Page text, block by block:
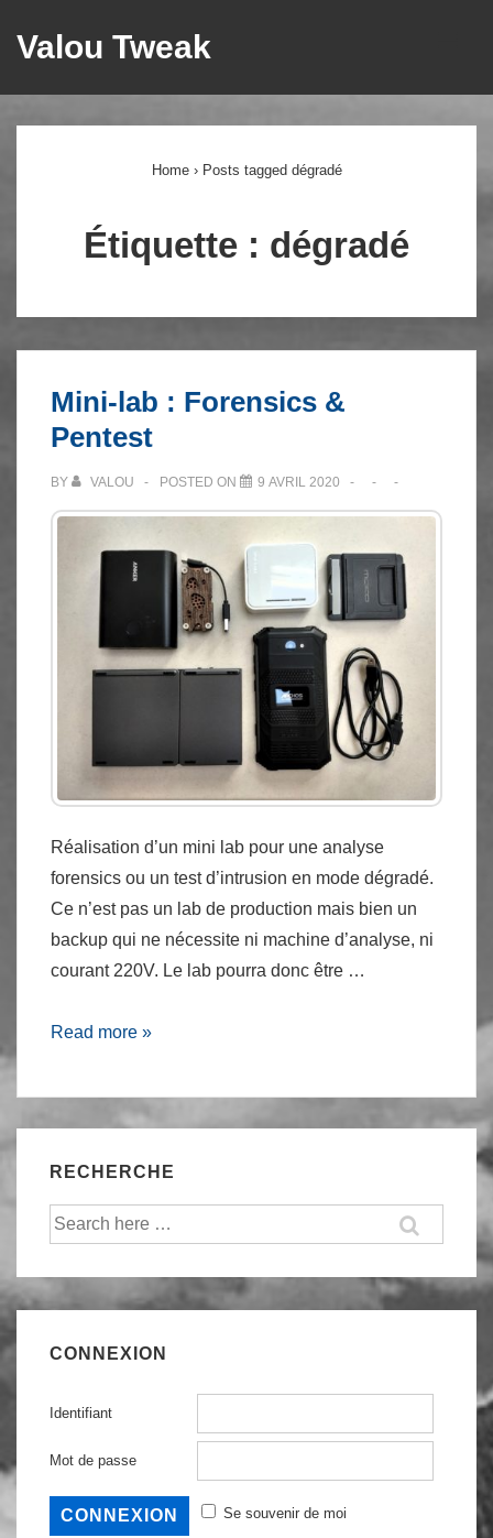
passer
Valou Tweak
Home › Posts tagged dégradé
Étiquette : dégradé
Mini-lab : Forensics &
Pentest
BY VALOU POSTED ON 9 AVRIL 2020
Réalisation d’un mini lab pour une analyse
forensics ou un test d’intrusion en mode dégradé.
Ce n’est pas un lab de production mais bien un
backup qui ne nécessite ni machine d’analyse, ni
courant 220V. Le lab pourra donc être …
Mini-
:
Forensics
Read more »
RECHERCHE
Recherche
CONNEXION
Identifiant
Mot de passe
Se souvenir de moi